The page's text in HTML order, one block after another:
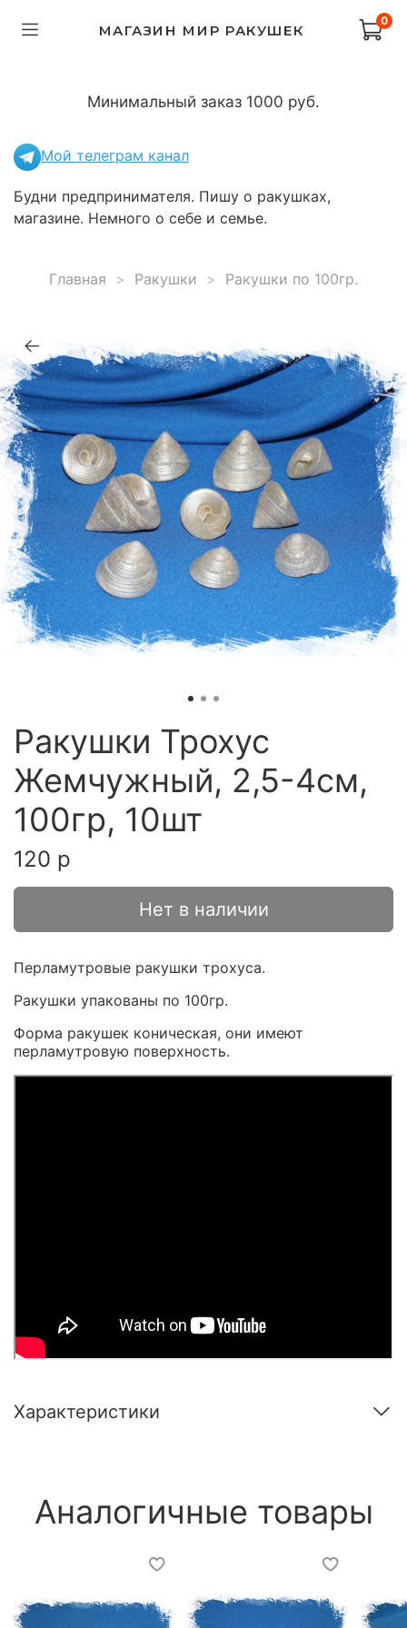
МАГАЗИН МИР РАКУШЕК
0
Минимальный заказ 1000 руб.
Мой телеграм канал
Будни предпринимателя. Пишу о ракушках,
магазине. Немного о себе и семье.
Главная Ракушки Ракушки по 100гр.
Ракушки Трохус
Жемчужный, 2,5-4см,
100гр, 10шт
120 р
Нет в наличии
Перламутровые ракушки трохуса.
Ракушки упакованы по 100гр.
Форма ракушек коническая, они имеют
перламутровую поверхность.
Характеристики
Аналогичные товары